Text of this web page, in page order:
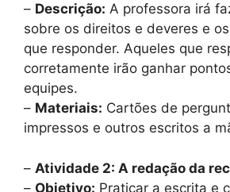
– Descrição: A professora irá
sobre os direitos e deveres e
que responder. Aqueles que
corretamente irão ganhar
equipes.
– Materiais: Cartões de
impressos e outros escritos a
– Atividade 2: A redação da
– Objetivo: Praticar a escrita e